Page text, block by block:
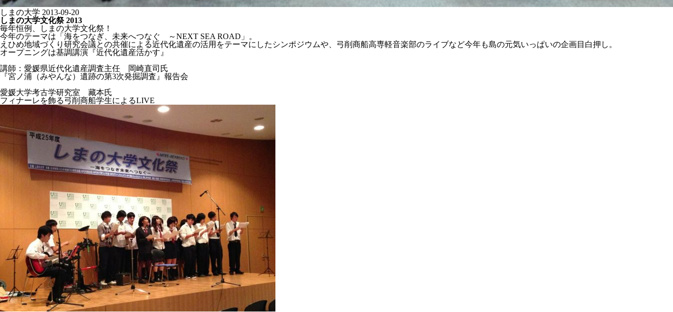
しまの大学 2013-09-20
しまの大学文化祭 2013
毎年恒例、しまの大学文化祭！
今年のテーマは「海をつなぎ、未来へつなぐ ～NEXT SEA ROAD」。
えひめ地域づくり研究会議との共催による近代化遺産の活用をテーマにしたシンポジウムや、弓削商船高専軽音楽部のライブなど今年も島の元気いっぱいの企画目白押し。
オープニングは基調講演『近代化遺産活かす』
講師：愛媛県近代化遺産調査主任 岡崎直司氏
『宮ノ浦（みやんな）遺跡の第3次発掘調査』報告会
愛媛大学考古学研究室 藏本氏
フィナーレを飾る弓削商船学生によるLIVE